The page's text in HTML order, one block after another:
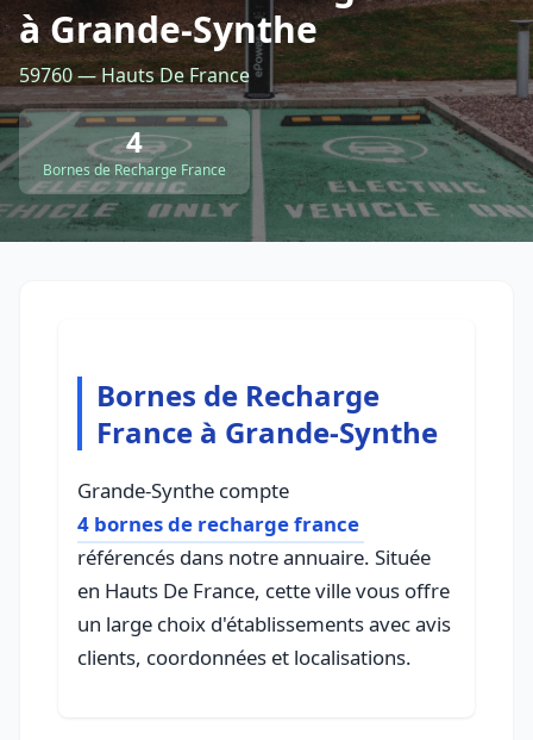
Retour à la liste des métiers
CGU-Confidentialité- Service proposé parViteUnDevis.com-Vous
à Grande-Synthe
59760 — Hauts De France
4
Bornes de Recharge France
Bornes de Recharge
France à Grande-Synthe
Grande-Synthe compte
4 bornes de recharge france
référencés dans notre annuaire. Située
en Hauts De France, cette ville vous offre
un large choix d'établissements avec avis
clients, coordonnées et localisations.